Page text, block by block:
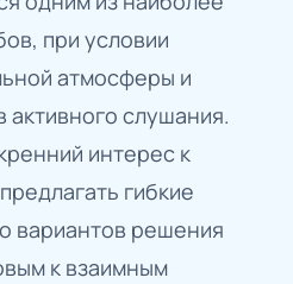
при условии
атмосферы и
слушания.
интерес к
гибкие
вариантов решения
к взаимным